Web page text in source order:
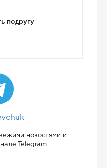
подругу
новостями и
Telegram